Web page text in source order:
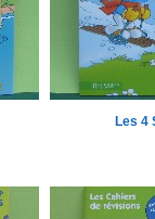
Les 4